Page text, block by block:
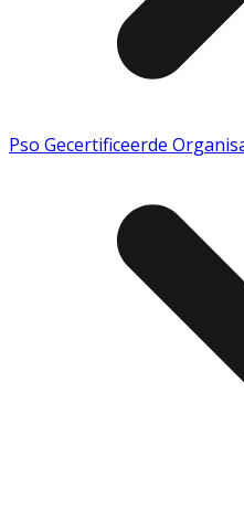
Pso Gecertificeerde